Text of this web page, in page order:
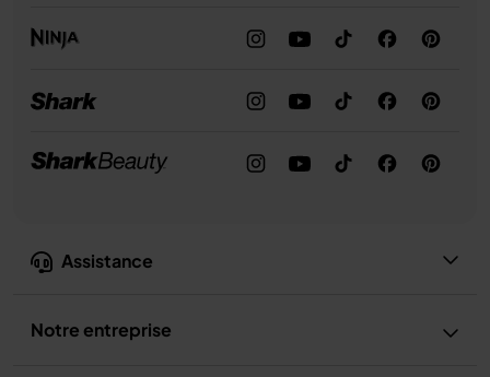
Assistance
Notre entreprise